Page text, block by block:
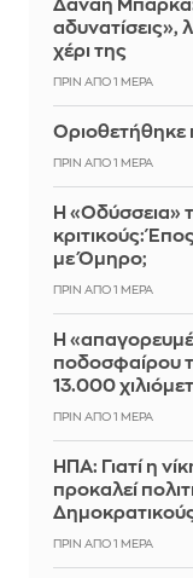
Δανάη Μπάρκα:
αδυνατίσεις»,
χέρι της
ΠΡΙΝ ΑΠΌ 1 ΜΈΡΑ
Οριοθετήθηκε
ΠΡΙΝ ΑΠΌ 1 ΜΈΡΑ
Η «Οδύσσεια»
κριτικούς:
με Όμηρο;
ΠΡΙΝ ΑΠΌ 1 ΜΈΡΑ
Η
ποδοσφαίρου
13.000
ΠΡΙΝ ΑΠΌ 1 ΜΈΡΑ
ΗΠΑ: Γιατί η
προκαλεί
ΠΡΙΝ ΑΠΌ 1 ΜΈΡΑ